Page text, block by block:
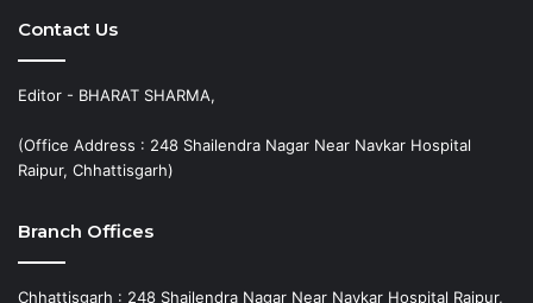
Contact Us
Editor - BHARAT SHARMA,
(Office Address : 248 Shailendra Nagar Near Navkar Hospital
Raipur, Chhattisgarh)
Branch Offices
Chhattisgarh : 248 Shailendra Nagar Near Navkar Hospital Raipur,